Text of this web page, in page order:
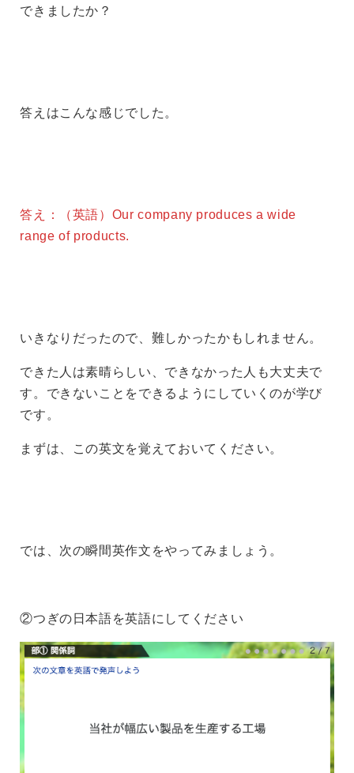
できましたか？
答えはこんな感じでした。
答え：（英語）Our company produces a wide
range of products.
いきなりだったので、難しかったかもしれません。
できた人は素晴らしい、できなかった人も大丈夫で
す。できないことをできるようにしていくのが学び
です。
まずは、この英文を覚えておいてください。
では、次の瞬間英作文をやってみましょう。
②つぎの日本語を英語にしてください